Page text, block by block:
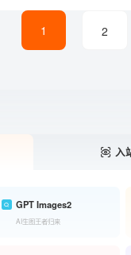
1 2
入
GPT Images2
AI生图王者归来